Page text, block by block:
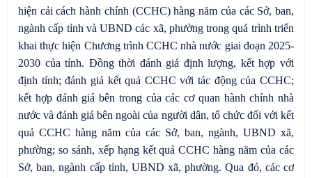
hiện cải cách hành chính (CCHC) hàng năm của các Sở, ban,
ngành cấp tỉnh và UBND các xã, phường trong quá trình triển
khai thực hiện Chương trình CCHC nhà nước giai đoạn 2025-
2030 của tỉnh. Đồng thời đánh giá định lượng, kết hợp với
định tính; đánh giá kết quả CCHC với tác động của CCHC;
kết hợp đánh giá bên trong của các cơ quan hành chính nhà
nước và đánh giá bên ngoài của người dân, tổ chức đối với kết
quả CCHC hàng năm của các Sở, ban, ngành, UBND xã,
phường; so sánh, xếp hạng kết quả CCHC hàng năm của các
Sở, ban, ngành cấp tỉnh, UBND xã, phường. Qua đó, các cơ